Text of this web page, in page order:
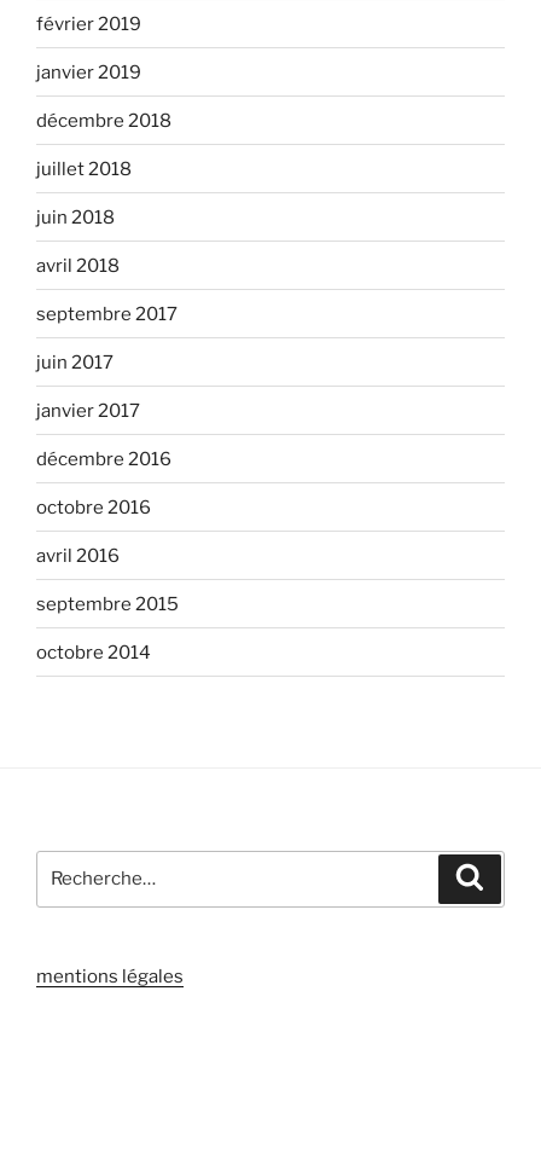
février 2019
janvier 2019
décembre 2018
juillet 2018
juin 2018
avril 2018
septembre 2017
juin 2017
janvier 2017
décembre 2016
octobre 2016
avril 2016
septembre 2015
octobre 2014
pour
mentions légales